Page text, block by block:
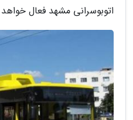
اتوبوسرانی مشهد فعال